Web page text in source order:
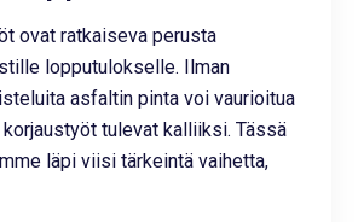
ovat ratkaiseva perusta
lopputulokselle. Ilman
asfaltin pinta voi vaurioitua
tulevat kalliiksi. Tässä
läpi viisi tärkeintä vaihetta,